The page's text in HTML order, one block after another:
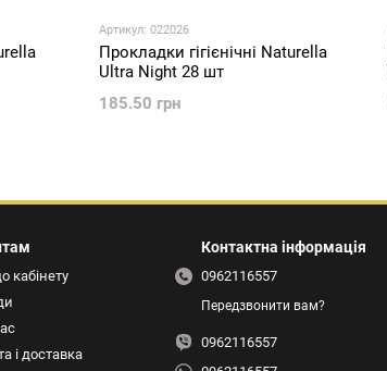
Артикул: 022026
Прокладки гігієнічні Naturella
Ultra Night 28 шт
185.50 грн
кабінету
і доставка
Контактна інформація
0962116557
Передзвонити вам?
0962116557